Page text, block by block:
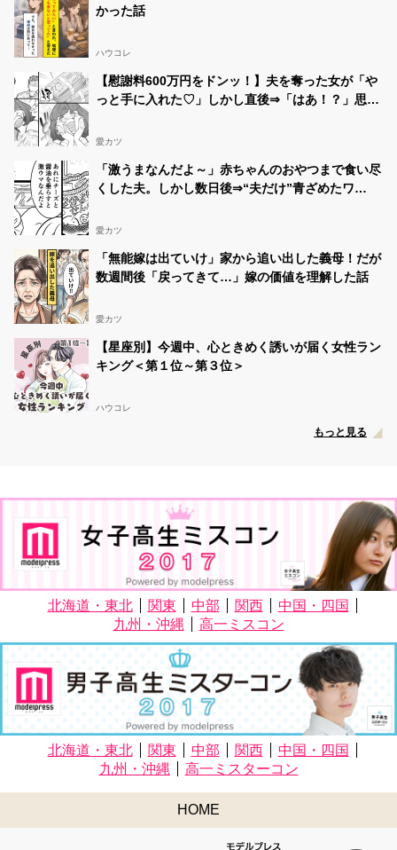
かった話
ハウコレ
【慰謝料600万円をドンッ！】夫を奪った女が「や
っと手に入れた♡」しかし直後⇒「はあ！？」思い
愛カツ
「激うまなんだよ～」赤ちゃんのおやつまで食い尽
くした夫。しかし数日後⇒“夫だけ”青ざめたワ
愛カツ
「無能嫁は出ていけ」家から追い出した義母！だが
数週間後「戻ってきて…」嫁の価値を理解した話
愛カツ
【星座別】今週中、心ときめく誘いが届く女性ラン
キング＜第１位～第３位＞
ハウコレ
もっと見る
北海道・東北 関東 中部 関西
中国・四国
九州・沖縄
高一ミスコン
北海道・東北 関東 中部 関西
中国・四国
九州・沖縄
高一ミスターコン
HOME